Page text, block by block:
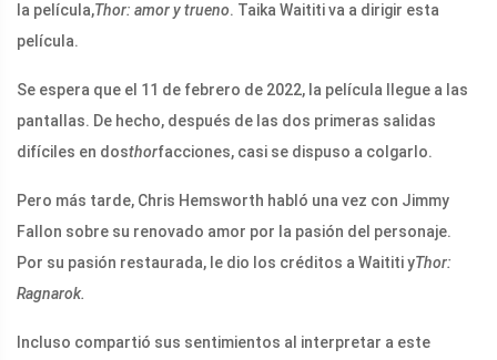
la película,Thor: amor y trueno. Taika Waititi va a dirigir esta
película.
Se espera que el 11 de febrero de 2022, la película llegue a las
pantallas. De hecho, después de las dos primeras salidas
difíciles en dosthorfacciones, casi se dispuso a colgarlo.
Pero más tarde, Chris Hemsworth habló una vez con Jimmy
Fallon sobre su renovado amor por la pasión del personaje.
Por su pasión restaurada, le dio los créditos a Waititi yThor:
Ragnarok.
Incluso compartió sus sentimientos al interpretar a este